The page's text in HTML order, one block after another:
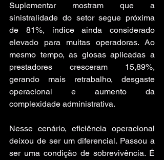
Suplementar mostram que a
sinistralidade do setor segue próxima
de 81%, índice ainda considerado
elevado para muitas operadoras. Ao
mesmo tempo, as glosas aplicadas a
prestadores cresceram 15,89%,
gerando mais retrabalho, desgaste
operacional e aumento da
complexidade administrativa.
Nesse cenário, eficiência operacional
deixou de ser um diferencial. Passou a
ser uma condição de sobrevivência. É